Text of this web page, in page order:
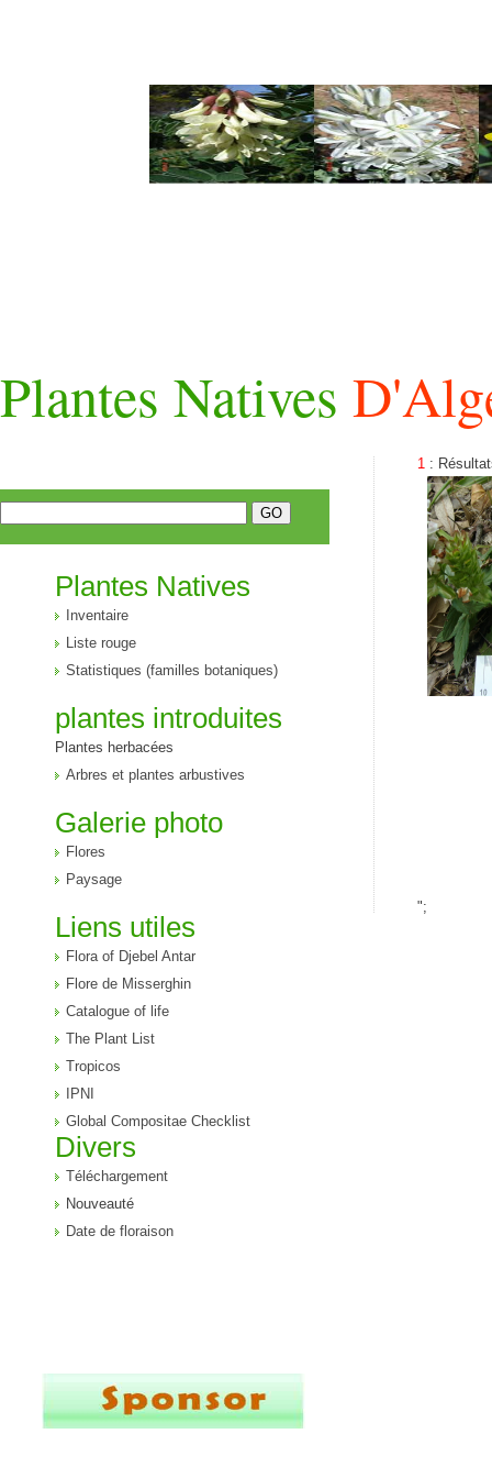
Plantes Natives
1 :
";
Plantes Natives
Inventaire
Liste rouge
Statistiques (familles botaniques)
plantes introduites
Plantes herbacées
Arbres et plantes arbustives
Galerie photo
Flores
Paysage
Liens utiles
Flora of Djebel Antar
Flore de Misserghin
Catalogue of life
The Plant List
Tropicos
IPNI
Global Compositae Checklist
Divers
Téléchargement
Nouveauté
Date de floraison